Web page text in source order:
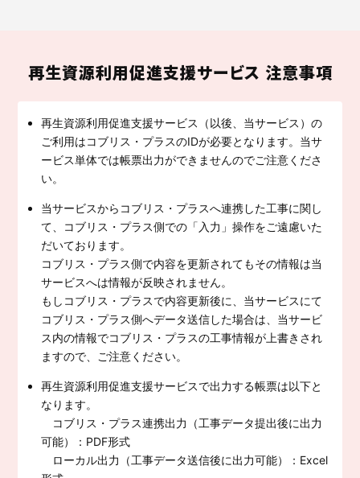
再生資源利用促進支援サービス 注意事項
再生資源利用促進支援サービス（以後、当サービス）の
ご利用はコブリス・プラスのIDが必要となります。当サ
ービス単体では帳票出力ができませんのでご注意くださ
い。
当サービスからコブリス・プラスへ連携した工事に関し
て、コブリス・プラス側での「入力」操作をご遠慮いた
だいております。
コブリス・プラス側で内容を更新されてもその情報は当
サービスへは情報が反映されません。
もしコブリス・プラスで内容更新後に、当サービスにて
コブリス・プラス側へデータ送信した場合は、当サービ
ス内の情報でコブリス・プラスの工事情報が上書きされ
ますので、ご注意ください。
再生資源利用促進支援サービスで出力する帳票は以下と
なります。
コブリス・プラス連携出力（工事データ提出後に出力
可能）：PDF形式
ローカル出力（工事データ送信後に出力可能）：Excel